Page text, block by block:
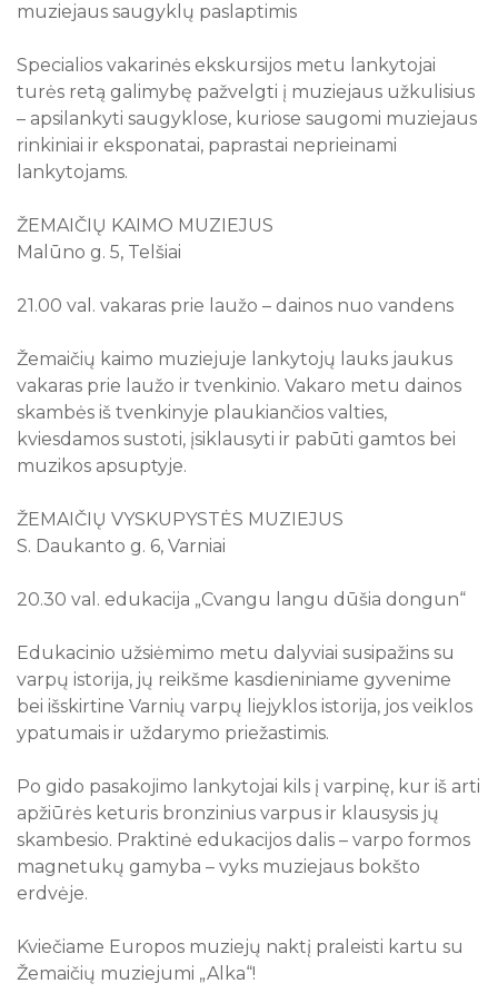
muziejaus saugyklų paslaptimis
Specialios vakarinės ekskursijos metu lankytojai
turės retą galimybę pažvelgti į muziejaus užkulisius
– apsilankyti saugyklose, kuriose saugomi muziejaus
rinkiniai ir eksponatai, paprastai neprieinami
lankytojams.
ŽEMAIČIŲ KAIMO MUZIEJUS
Malūno g. 5, Telšiai
21.00 val. vakaras prie laužo – dainos nuo vandens
Žemaičių kaimo muziejuje lankytojų lauks jaukus
vakaras prie laužo ir tvenkinio. Vakaro metu dainos
skambės iš tvenkinyje plaukiančios valties,
kviesdamos sustoti, įsiklausyti ir pabūti gamtos bei
muzikos apsuptyje.
ŽEMAIČIŲ VYSKUPYSTĖS MUZIEJUS
S. Daukanto g. 6, Varniai
20.30 val. edukacija „Cvangu langu dūšia dongun“
Edukacinio užsiėmimo metu dalyviai susipažins su
varpų istorija, jų reikšme kasdieniniame gyvenime
bei išskirtine Varnių varpų liejyklos istorija, jos veiklos
ypatumais ir uždarymo priežastimis.
Po gido pasakojimo lankytojai kils į varpinę, kur iš arti
apžiūrės keturis bronzinius varpus ir klausysis jų
skambesio. Praktinė edukacijos dalis – varpo formos
magnetukų gamyba – vyks muziejaus bokšto
erdvėje.
Kviečiame Europos muziejų naktį praleisti kartu su
Žemaičių muziejumi „Alka“!